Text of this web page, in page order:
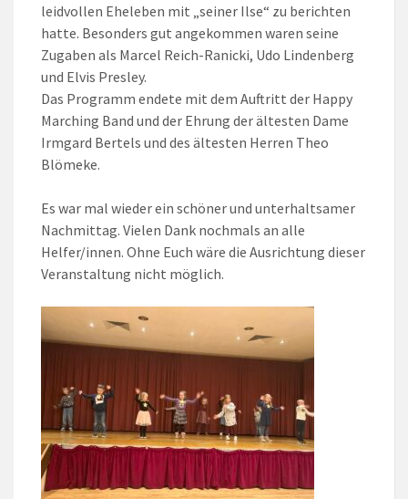
leidvollen Eheleben mit „seiner Ilse“ zu berichten
hatte. Besonders gut angekommen waren seine
Zugaben als Marcel Reich-Ranicki, Udo Lindenberg
und Elvis Presley.
Das Programm endete mit dem Auftritt der Happy
Marching Band und der Ehrung der ältesten Dame
Irmgard Bertels und des ältesten Herren Theo
Blömeke.
Es war mal wieder ein schöner und unterhaltsamer
Nachmittag. Vielen Dank nochmals an alle
Helfer/innen. Ohne Euch wäre die Ausrichtung dieser
Veranstaltung nicht möglich.